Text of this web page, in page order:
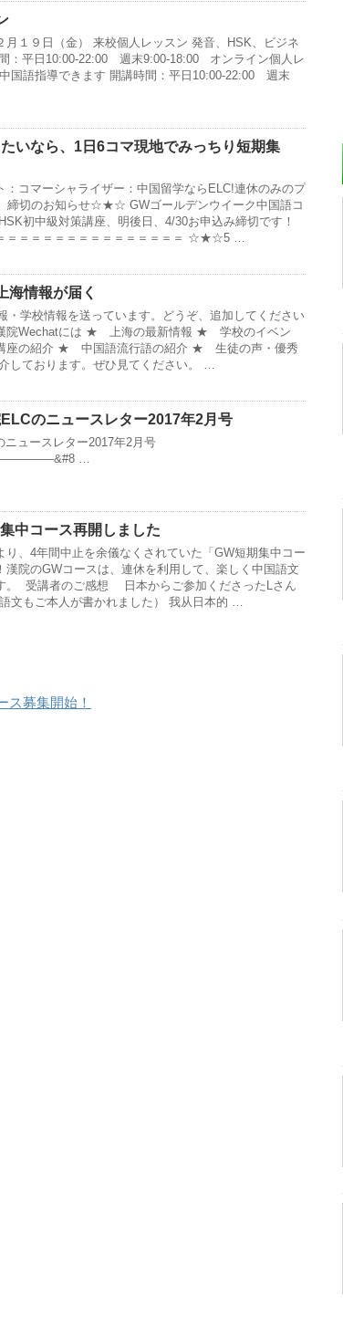
月１９日（金） 来校個人レッスン 発音、HSK、ビジネ
：平日10:00-22:00 週末9:00-18:00 オンライン個人レ
国語指導できます 開講時間：平日10:00-22:00 週末
いなら、1日6コマ現地でみっちり短期集
：コマーシャライザー：中国留学ならELC!連休のみのプ
切のお知らせ☆★☆ GWゴールデンウイーク中国語コ
初中級対策講座、明後日、4/30お申込み締切です！
＝＝＝＝＝＝＝＝＝＝＝＝＝＝＝ ☆★☆5 …
海情報が届く
・学校情報を送っています。どうぞ、追加してください
院Wechatには ★ 上海の最新情報 ★ 学校のイベン
講座の紹介 ★ 中国語流行語の紹介 ★ 生徒の声・優秀
しております。ぜひ見てください。 …
ELCのニュースレター2017年2月号
ュースレター2017年2月号
…
中コース再開しました
り、4年間中止を余儀なくされていた「GW短期集中コー
漢院のGWコースは、連休を利用して、楽しく中国語文
。 受講者のご感想 日本からご参加くださったLさん
文もご本人が書かれました） 我从日本的 …
ス募集開始！